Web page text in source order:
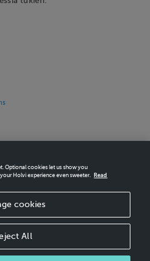
ONLINE STORE IN MINUTES.
by the Financial Supervisory Authority of
with license to operate in the
Optional cookies let us show you
Holvi experience even sweeter.
Read
cookies
All